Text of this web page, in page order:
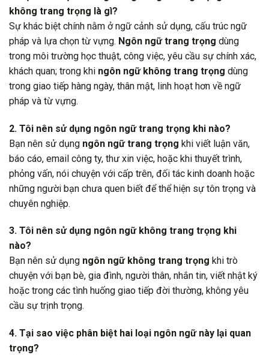
không trang trọng là gì?
Sự khác biệt chính nằm ở ngữ cảnh sử dụng, cấu trúc ngữ
pháp và lựa chọn từ vựng. Ngôn ngữ trang trọng dùng
trong môi trường học thuật, công việc, yêu cầu sự chính xác,
khách quan; trong khi ngôn ngữ không trang trọng dùng
trong giao tiếp hàng ngày, thân mật, linh hoạt hơn về ngữ
pháp và từ vựng.
2. Tôi nên sử dụng ngôn ngữ trang trọng khi nào?
Bạn nên sử dụng ngôn ngữ trang trọng khi viết luận văn,
báo cáo, email công ty, thư xin việc, hoặc khi thuyết trình,
phỏng vấn, nói chuyện với cấp trên, đối tác kinh doanh hoặc
những người bạn chưa quen biết để thể hiện sự tôn trọng và
chuyên nghiệp.
3. Tôi nên sử dụng ngôn ngữ không trang trọng khi
nào?
Bạn nên sử dụng ngôn ngữ không trang trọng khi trò
chuyện với bạn bè, gia đình, người thân, nhắn tin, viết nhật ký
hoặc trong các tình huống giao tiếp đời thường, không yêu
cầu sự trịnh trọng.
4. Tại sao việc phân biệt hai loại ngôn ngữ này lại quan
trọng?